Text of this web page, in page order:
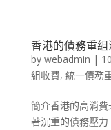
香港的債務重
by webadmin |
組收費, 統一債務
簡介香港的高消
著沉重的債務壓